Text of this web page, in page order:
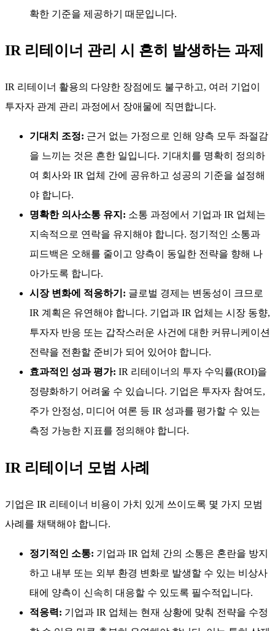
확한 기준을 제공하기 때문입니다.
IR 리테이너 관리 시 흔히 발생하는 과제
IR 리테이너 활용의 다양한 장점에도 불구하고, 여러 기업이
투자자 관계 관리 과정에서 장애물에 직면합니다.
기대치 조정: 근거 없는 가정으로 인해 양측 모두 좌절감
을 느끼는 것은 흔한 일입니다. 기대치를 명확히 정의하
여 회사와 IR 업체 간에 공유하고 성공의 기준을 설정해
야 합니다.
명확한 의사소통 유지: 소통 과정에서 기업과 IR 업체는
지속적으로 연락을 유지해야 합니다. 정기적인 소통과
피드백은 오해를 줄이고 양측이 동일한 전략을 향해 나
아가도록 합니다.
시장 변화에 적응하기: 글로벌 경제는 변동성이 크므로
IR 계획은 유연해야 합니다. 기업과 IR 업체는 시장 동향,
투자자 반응 또는 갑작스러운 사건에 대한 커뮤니케이션
전략을 전환할 준비가 되어 있어야 합니다.
효과적인 성과 평가: IR 리테이너의 투자 수익률(ROI)을
정량화하기 어려울 수 있습니다. 기업은 투자자 참여도,
주가 안정성, 미디어 여론 등 IR 성과를 평가할 수 있는
측정 가능한 지표를 정의해야 합니다.
IR 리테이너 모범 사례
기업은 IR 리테이너 비용이 가치 있게 쓰이도록 몇 가지 모범
사례를 채택해야 합니다.
정기적인 소통: 기업과 IR 업체 간의 소통은 혼란을 방지
하고 내부 또는 외부 환경 변화로 발생할 수 있는 비상사
태에 양측이 신속히 대응할 수 있도록 필수적입니다.
적응력: 기업과 IR 업체는 현재 상황에 맞춰 전략을 수정